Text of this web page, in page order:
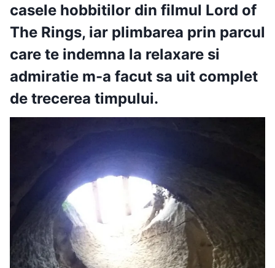
casele hobbitilor din filmul Lord of
The Rings, iar plimbarea prin parcul
care te indemna la relaxare si
admiratie m-a facut sa uit complet
de trecerea timpului.